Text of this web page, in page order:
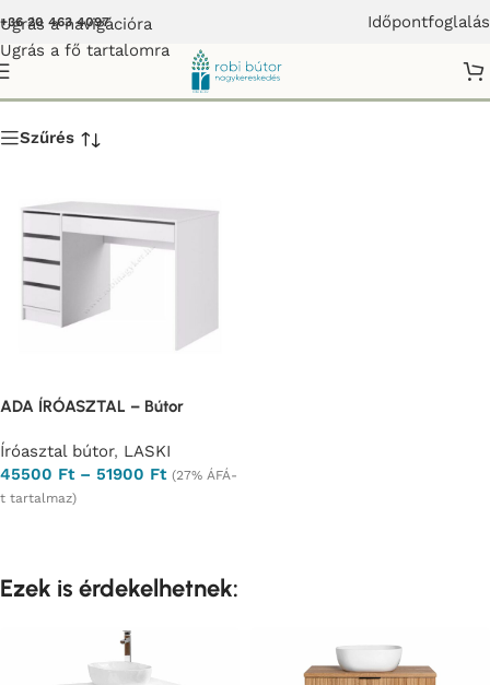
Ugrás a navigációra
Ugrás a fő tartalomra
+36 20 463 4097 Időpontfoglalás
Íróasztal bútor
Szűrés
ADA ÍRÓASZTAL – Bútor
Íróasztal bútor, LASKI
45500 Ft – 51900 Ft (27% ÁFÁ-
t tartalmaz)
Ezek is érdekelhetnek: